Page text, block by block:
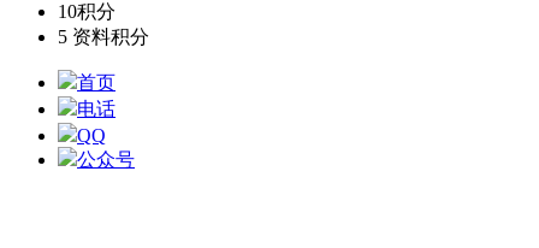
10积分
5 资料积分
首页
电话
QQ
公众号